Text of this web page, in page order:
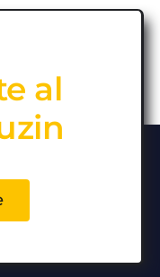
al